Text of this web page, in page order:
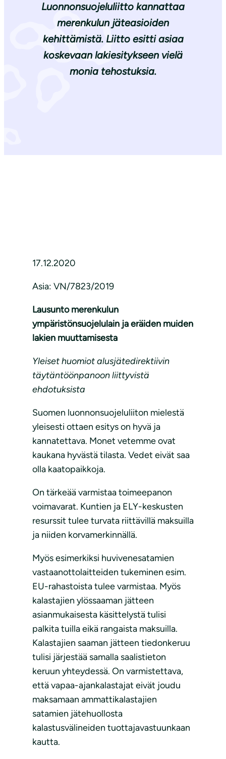
Luonnonsuojeluliitto kannattaa
merenkulun jäteasioiden
kehittämistä. Liitto esitti asiaa
koskevaan lakiesitykseen vielä
monia tehostuksia.
17.12.2020
Asia: VN/7823/2019
Lausunto merenkulun
ympäristönsuojelulain ja eräiden muiden
lakien muuttamisesta
Yleiset huomiot alusjätedirektiivin
täytäntöönpanoon liittyvistä
ehdotuksista
Suomen luonnonsuojeluliiton mielestä
yleisesti ottaen esitys on hyvä ja
kannatettava. Monet vetemme ovat
kaukana hyvästä tilasta. Vedet eivät saa
olla kaatopaikkoja.
On tärkeää varmistaa toimeepanon
voimavarat. Kuntien ja ELY-keskusten
resurssit tulee turvata riittävillä maksuilla
ja niiden korvamerkinnällä.
Myös esimerkiksi huvivenesatamien
vastaanottolaitteiden tukeminen esim.
EU-rahastoista tulee varmistaa. Myös
kalastajien ylössaaman jätteen
asianmukaisesta käsittelystä tulisi
palkita tuilla eikä rangaista maksuilla.
Kalastajien saaman jätteen tiedonkeruu
tulisi järjestää samalla saalistieton
keruun yhteydessä. On varmistettava,
että vapaa-ajankalastajat eivät joudu
maksamaan ammattikalastajien
satamien jätehuollosta
kalastusvälineiden tuottajavastuunkaan
kautta.